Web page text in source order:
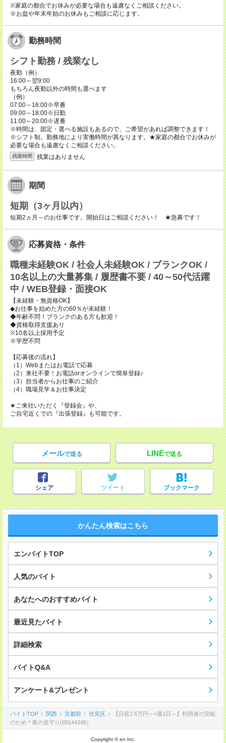
※家庭の都合でお休みが必要な場合も遠慮なくご相談ください。
※お盆や年末年始のお休みもご相談に応じます。
勤務時間
シフト勤務 / 残業なし
夜勤（例）
16:00～翌9:00
もちろん夜勤以外の時間も選べます
（例）
07:00～16:00※早番
09:00～18:00※日勤
11:00～20:00※遅番
※時間は、固定・選べる施設もあるので、ご希望があれば調整できます！
※シフト制。勤務地により実働時間が異なります。★家庭の都合でお休みが
必要な場合も遠慮なくご相談ください。
残業時間 残業はありません
期間
短期（3ヶ月以内）
短期2ヵ月～のお仕事です。開始日はご相談ください！ ★急募です！
応募資格・条件
職種未経験OK / 社会人未経験OK / ブランクOK /
10名以上の大量募集 / 履歴書不要 / 40～50代活躍
中 / WEB登録・面接OK
【未経験・無資格OK】
◆お仕事を始めた方の60％が未経験！
◆年齢不問！ブランクのある方も歓迎！
◆資格取得支援あり
※10名以上採用予定
※学歴不問
【応募後の流れ】
（1）Webまたはお電話で応募
（2）来社不要！お電話orオンラインで簡単登録♪
（3）担当者からお仕事のご紹介
（4）職場見学＆お仕事決定
★ご来社いただく『登録会』や、
ご自宅近くでの『出張登録』も可能です。
メールで送る LINEで送る
シェア ツイート ブックマーク
かんたん検索はこちら
エンバイトTOP
人気のバイト
あなたへのおすすめバイト
最近見たバイト
詳細検索
バイトQ&A
アンケート&プレゼント
バイトTOP 関西 京都府 伏見区
【日収2.6万円～×週2日～】利用者の安眠
のため＊夜の見守り(89144248）
Copyright © en Inc.